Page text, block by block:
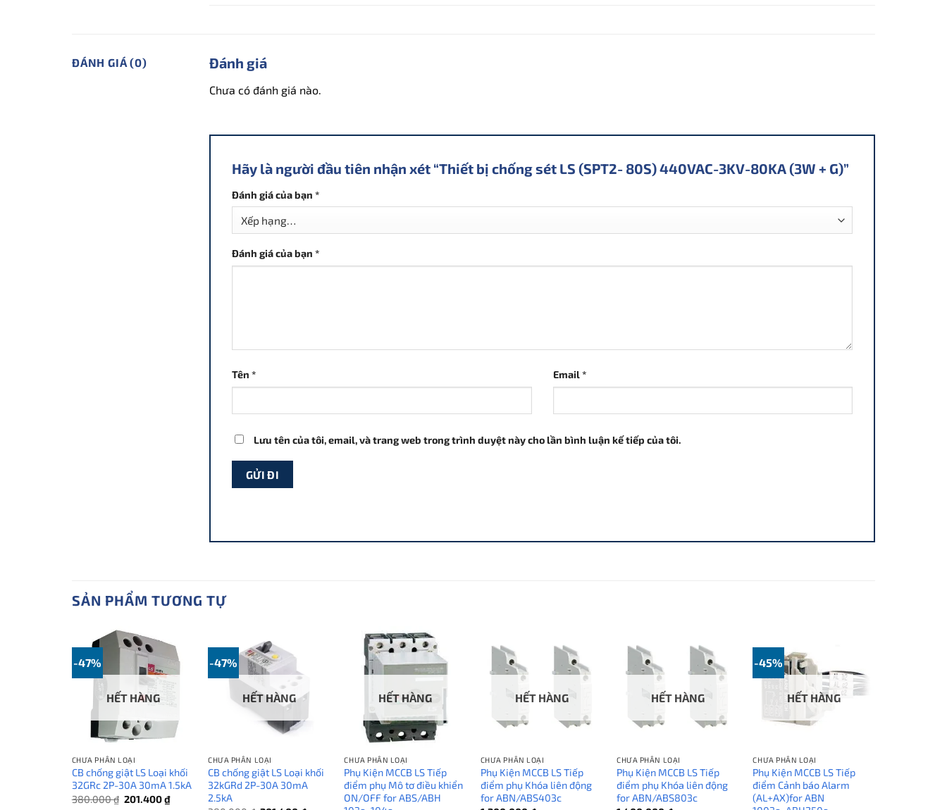
ĐÁNH GIÁ (0) Đánh giá
Chưa có đánh giá nào.
Hãy là người đầu tiên nhận xét “Thiết bị chống sét LS (SPT2- 80S) 440VAC-3KV-80KA (3W + G)”
Đánh giá của bạn *
Đánh giá của bạn *
Tên * Email*
Lưu tên của tôi, email, và trang web trong trình duyệt này cho lần bình luận kế tiếp của tôi.
SẢN PHẨM TƯƠNG TỰ
-47%
HẾT HÀNG
CHƯA PHÂN LOẠI
CB chống giật LS Loại khối
32GRc 2P-30A 30mA 1.5kA
380.000₫ Giá
201.400₫Giá
-47%
HẾT HÀNG
CHƯA PHÂN LOẠI
CB chống giật LS Loại khối
32kGRd 2P-30A 30mA
2.5kA
HẾT HÀNG
CHƯA PHÂN LOẠI
Phụ Kiện MCCB LS Tiếp
điểm phụ Mô tơ điều khiển
ON/OFF for ABS/ABH
HẾT HÀNG
CHƯA PHÂN LOẠI
Phụ Kiện MCCB LS Tiếp
điểm phụ Khóa liên động
for ABN/ABS403c
HẾT HÀNG
CHƯA PHÂN LOẠI
Phụ Kiện MCCB LS Tiếp
điểm phụ Khóa liên động
for ABN/ABS803c
-45%
HẾT HÀNG
CHƯA PHÂN LOẠI
Phụ Kiện MCCB LS Tiếp
điểm Cảnh báo Alarm
(AL+AX)for ABN